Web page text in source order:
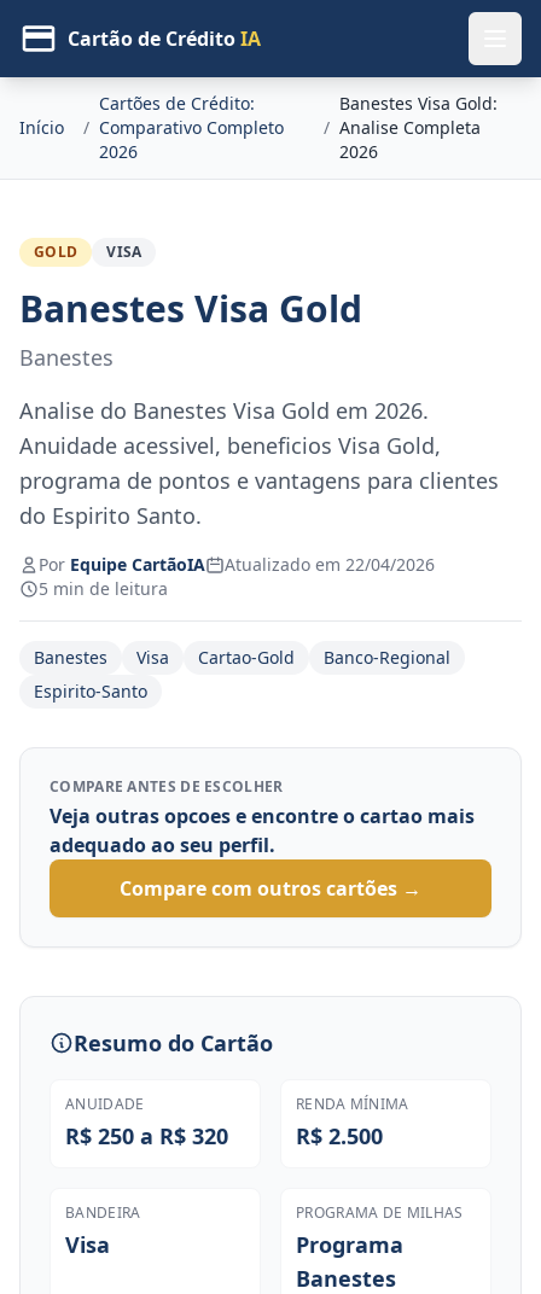
Cartão de CréditoIA
Início /
Cartões de Crédito:
Comparativo Completo
2026
/
Banestes Visa Gold:
Analise Completa
2026
GOLD VISA
Banestes Visa Gold
Banestes
Analise do Banestes Visa Gold em 2026.
Anuidade acessivel, beneficios Visa Gold,
programa de pontos e vantagens para clientes
do Espirito Santo.
Por Equipe CartãoIA
Atualizado em 22/04/2026
5 min de leitura
Banestes Visa Cartao-Gold
Banco-Regional
Espirito-Santo
COMPARE ANTES DE ESCOLHER
Veja outras opcoes e encontre o cartao mais
adequado ao seu perfil.
Compare com outros cartões →
Resumo do Cartão
ANUIDADE
R$ 250 a R$ 320
RENDA MÍNIMA
R$ 2.500
BANDEIRA
Visa
PROGRAMA DE MILHAS
Programa
Banestes